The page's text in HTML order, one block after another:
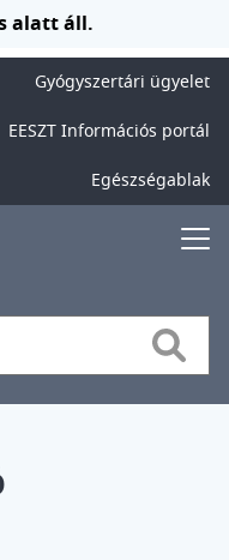
alatt áll.
Gyógyszertári ügyelet
EESZT Információs portál
Egészségablak
Search